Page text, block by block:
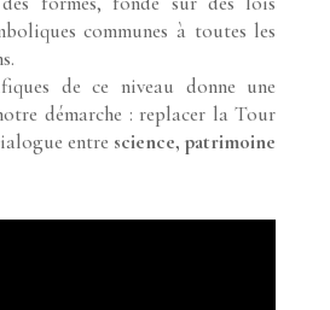
communes à toutes les
de ce niveau donne une
démarche : replacer la Tour
entre science, patrimoine